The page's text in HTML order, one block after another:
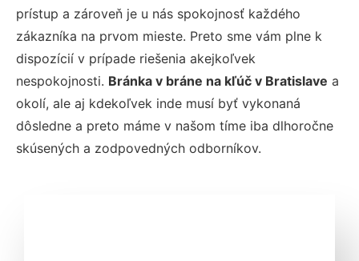
prístup a zároveň je u nás spokojnosť každého
zákazníka na prvom mieste. Preto sme vám plne k
dispozícií v prípade riešenia akejkoľvek
nespokojnosti. Bránka v bráne na kľúč v Bratislave a
okolí, ale aj kdekoľvek inde musí byť vykonaná
dôsledne a preto máme v našom tíme iba dlhoročne
skúsených a zodpovedných odborníkov.